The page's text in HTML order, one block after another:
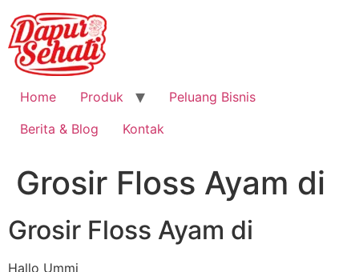
Home Produk
Peluang Bisnis
Berita & Blog
Kontak
Grosir Floss Ayam di
Grosir Floss Ayam di
Hallo Ummi